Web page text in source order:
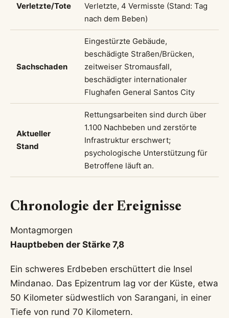
Verletzte/Tote
Verletzte, 4 Vermisste (Stand: Tag
nach dem Beben)
Sachschaden
Eingestürzte Gebäude,
beschädigte Straßen/Brücken,
zeitweiser Stromausfall,
beschädigter internationaler
Flughafen General Santos City
Aktueller
Stand
Rettungsarbeiten sind durch über
1.100 Nachbeben und zerstörte
Infrastruktur erschwert;
psychologische Unterstützung für
Betroffene läuft an.
Chronologie der Ereignisse
Montagmorgen
Hauptbeben der Stärke 7,8
Ein schweres Erdbeben erschüttert die Insel
Mindanao. Das Epizentrum lag vor der Küste, etwa
50 Kilometer südwestlich von Sarangani, in einer
Tiefe von rund 70 Kilometern.